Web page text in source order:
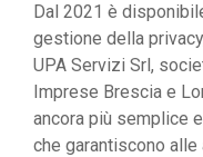
Dal 2021 è
gestione della
UPA Servizi Srl,
Imprese Brescia e
ancora più semplice
che garantiscono alle